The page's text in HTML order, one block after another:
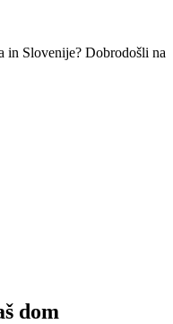
in Slovenije? Dobrodošli na
dom